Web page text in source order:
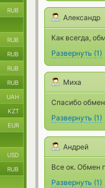
Александр
Как всегда,
Развернуть (1)
Миха
Спасибо
Развернуть (1)
Андрей
Все ок. Обмен
Развернуть (1)
RUB
RUB
RUB
RUB
RUB
UAH
KZT
EUR
USD
RUB